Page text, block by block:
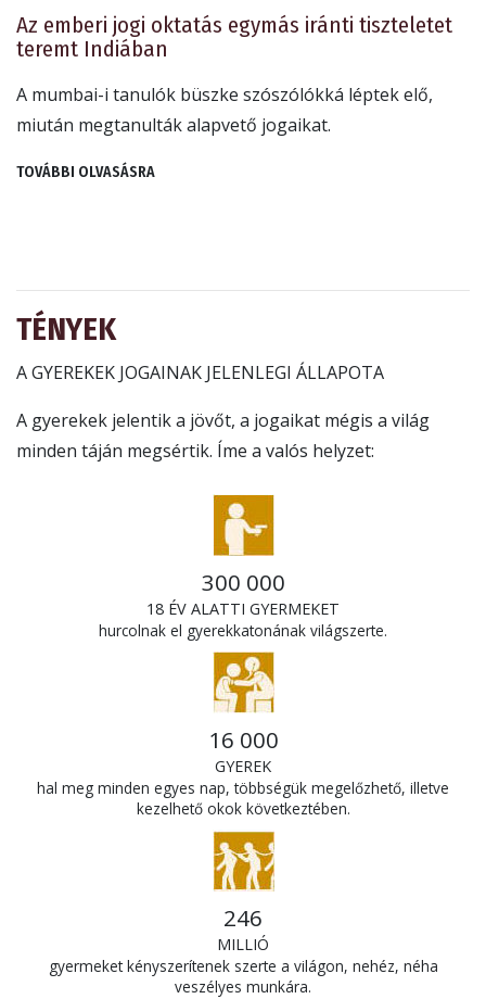
Az emberi jogi oktatás egymás iránti tiszteletet
teremt Indiában
A mumbai-i tanulók büszke szószólókká léptek elő,
miután megtanulták alapvető jogaikat.
TOVÁBBI OLVASÁSRA
TÉNYEK
A GYEREKEK JOGAINAK JELENLEGI ÁLLAPOTA
A gyerekek jelentik a jövőt, a jogaikat mégis a világ
minden táján megsértik. Íme a valós helyzet:
300 000
18 ÉV ALATTI GYERMEKET
hurcolnak el gyerekkatonának világszerte.
16 000
GYEREK
hal meg minden egyes nap, többségük megelőzhető, illetve
kezelhető okok következtében.
246
MILLIÓ
gyermeket kényszerítenek szerte a világon, nehéz, néha
veszélyes munkára.